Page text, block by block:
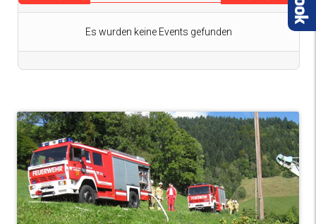
Es wurden keine Events gefunden